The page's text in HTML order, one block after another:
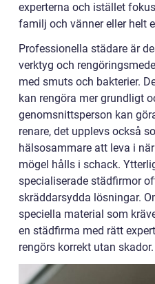
experterna och istället
familj och vänner eller helt
Professionella städare är
verktyg och
med smuts och bakterier.
kan rengöra mer grundligt
genomsnittsperson kan
renare, det upplevs också
hälsosammare att leva i
mögel hålls i schack.
specialiserade städfirmor
skräddarsydda lösningar.
speciella material som
en städfirma med rätt
rengörs korrekt utan skador.